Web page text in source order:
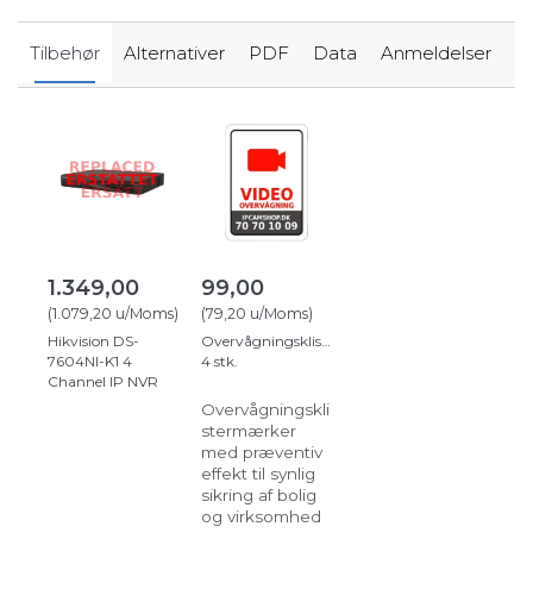
Tilbehør Alternativer PDF Data Anmeldelser
1.349,00
(1.079,20 u/Moms)
Hikvision DS-
7604NI-K1 4
Channel IP NVR
99,00
(79,20 u/Moms)
Overvågningsklistermærker
4 stk.
Overvågningskli
stermærker
med præventiv
effekt til synlig
sikring af bolig
og virksomhed